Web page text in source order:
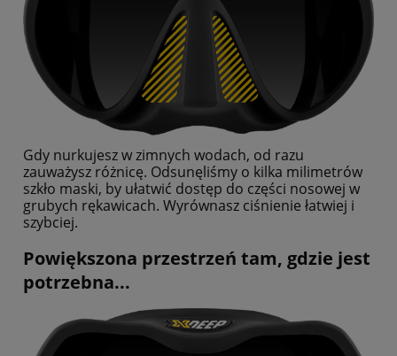
Gdy nurkujesz w zimnych wodach, od razu
zauważysz różnicę. Odsunęliśmy o kilka milimetrów
szkło maski, by ułatwić dostęp do części nosowej w
grubych rękawicach. Wyrównasz ciśnienie łatwiej i
szybciej.
Powiększona przestrzeń tam, gdzie jest
potrzebna...